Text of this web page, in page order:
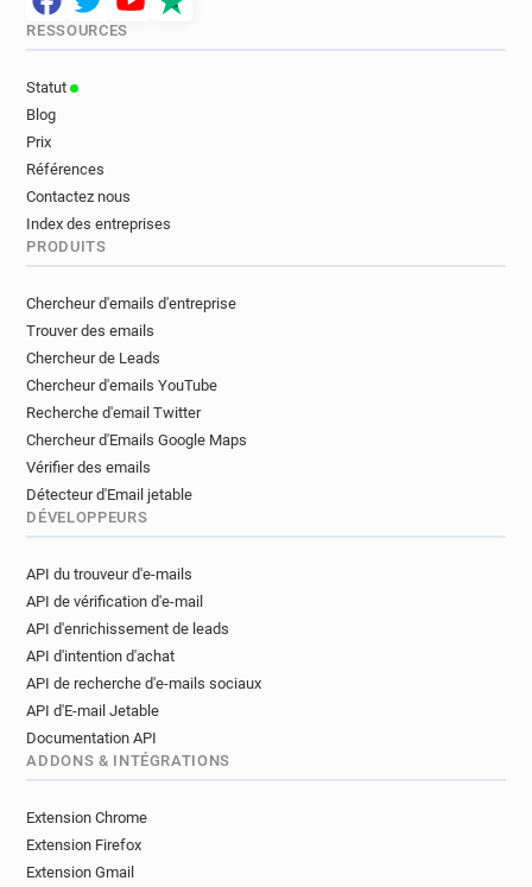
RESSOURCES
Statut
Blog
Prix
Références
Contactez nous
Index des entreprises
PRODUITS
Chercheur d'emails d'entreprise
Trouver des emails
Chercheur de Leads
Chercheur d'emails YouTube
Recherche d'email Twitter
Chercheur d'Emails Google Maps
Vérifier des emails
Détecteur d'Email jetable
DÉVELOPPEURS
API du trouveur d'e-mails
API de vérification d'e-mail
API d'enrichissement de leads
API d'intention d'achat
API de recherche d'e-mails sociaux
API d'E-mail Jetable
Documentation API
ADDONS & INTÉGRATIONS
Extension Chrome
Extension Firefox
Extension Gmail